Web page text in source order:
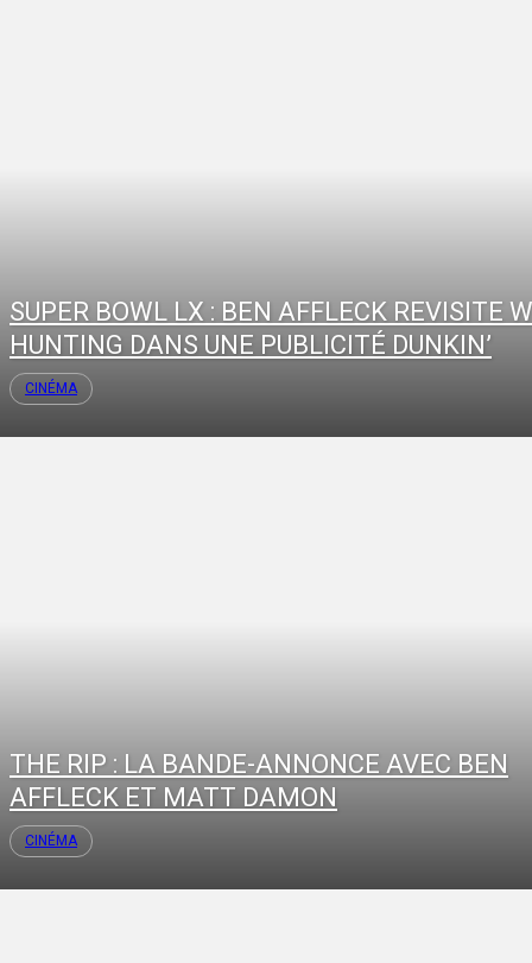
SUPER BOWL LX : BEN AFFLECK REVISITE
HUNTING DANS UNE PUBLICITÉ DUNKIN’
CINÉMA
THE RIP : LA BANDE-ANNONCE AVEC BEN
AFFLECK ET MATT DAMON
CINÉMA